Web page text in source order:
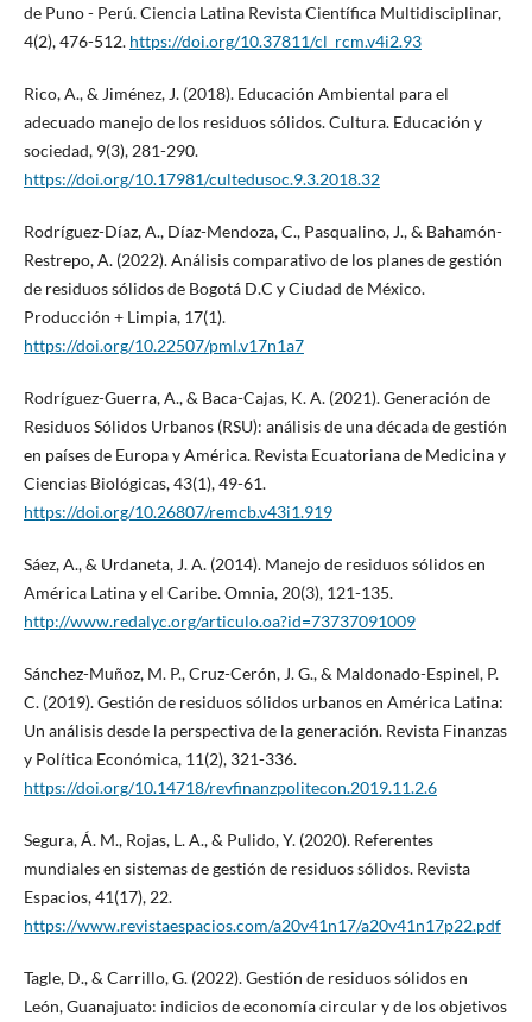
de Puno - Perú. Ciencia Latina Revista Científica Multidisciplinar,
4(2), 476-512. https://doi.org/10.37811/cl_rcm.v4i2.93
Rico, A., & Jiménez, J. (2018). Educación Ambiental para el
adecuado manejo de los residuos sólidos. Cultura. Educación y
sociedad, 9(3), 281-290.
https://doi.org/10.17981/cultedusoc.9.3.2018.32
Rodríguez-Díaz, A., Díaz-Mendoza, C., Pasqualino, J., & Bahamón-
Restrepo, A. (2022). Análisis comparativo de los planes de gestión
de residuos sólidos de Bogotá D.C y Ciudad de México.
Producción + Limpia, 17(1).
https://doi.org/10.22507/pml.v17n1a7
Rodríguez-Guerra, A., & Baca-Cajas, K. A. (2021). Generación de
Residuos Sólidos Urbanos (RSU): análisis de una década de gestión
en países de Europa y América. Revista Ecuatoriana de Medicina y
Ciencias Biológicas, 43(1), 49-61.
https://doi.org/10.26807/remcb.v43i1.919
Sáez, A., & Urdaneta, J. A. (2014). Manejo de residuos sólidos en
América Latina y el Caribe. Omnia, 20(3), 121-135.
http://www.redalyc.org/articulo.oa?id=73737091009
Sánchez-Muñoz, M. P., Cruz-Cerón, J. G., & Maldonado-Espinel, P.
C. (2019). Gestión de residuos sólidos urbanos en América Latina:
Un análisis desde la perspectiva de la generación. Revista Finanzas
y Política Económica, 11(2), 321-336.
https://doi.org/10.14718/revfinanzpolitecon.2019.11.2.6
Segura, Á. M., Rojas, L. A., & Pulido, Y. (2020). Referentes
mundiales en sistemas de gestión de residuos sólidos. Revista
Espacios, 41(17), 22.
https://www.revistaespacios.com/a20v41n17/a20v41n17p22.pdf
Tagle, D., & Carrillo, G. (2022). Gestión de residuos sólidos en
León, Guanajuato: indicios de economía circular y de los objetivos